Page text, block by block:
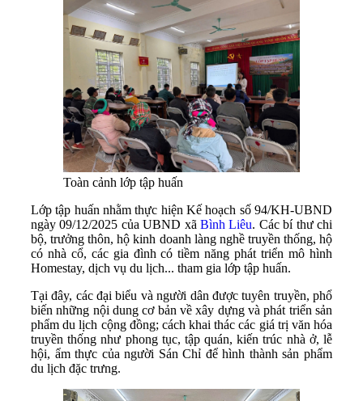
Toàn cảnh lớp tập huấn
Lớp tập huấn nhằm thực hiện Kế hoạch số 94/KH-UBND
ngày 09/12/2025 của UBND xã Bình Liêu. Các bí thư chi
bộ, trưởng thôn, hộ kinh doanh làng nghề truyền thống, hộ
có nhà cổ, các gia đình có tiềm năng phát triển mô hình
Homestay, dịch vụ du lịch... tham gia lớp tập huấn.
Tại đây, các đại biểu và người dân được tuyên truyền, phổ
biến những nội dung cơ bản về xây dựng và phát triển sản
phẩm du lịch cộng đồng; cách khai thác các giá trị văn hóa
truyền thống như phong tục, tập quán, kiến trúc nhà ở, lễ
hội, ẩm thực của người Sán Chỉ để hình thành sản phẩm
du lịch đặc trưng.